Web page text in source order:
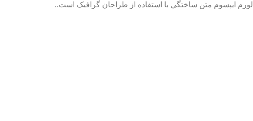
لورم ايپسوم متن ساختگي با استفاده از طراحان گرافيک است..